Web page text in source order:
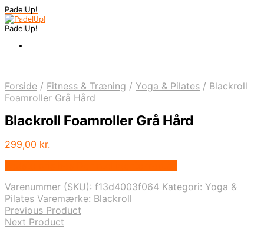
PadelUp!
PadelUp!
Forside / Fitness & Træning / Yoga & Pilates / Blackroll
Foamroller Grå Hård
Blackroll Foamroller Grå Hård
299,00 kr.
Varenummer (SKU): f13d4003f064 Kategori: Yoga &
Pilates Varemærke: Blackroll
Previous Product
Next Product